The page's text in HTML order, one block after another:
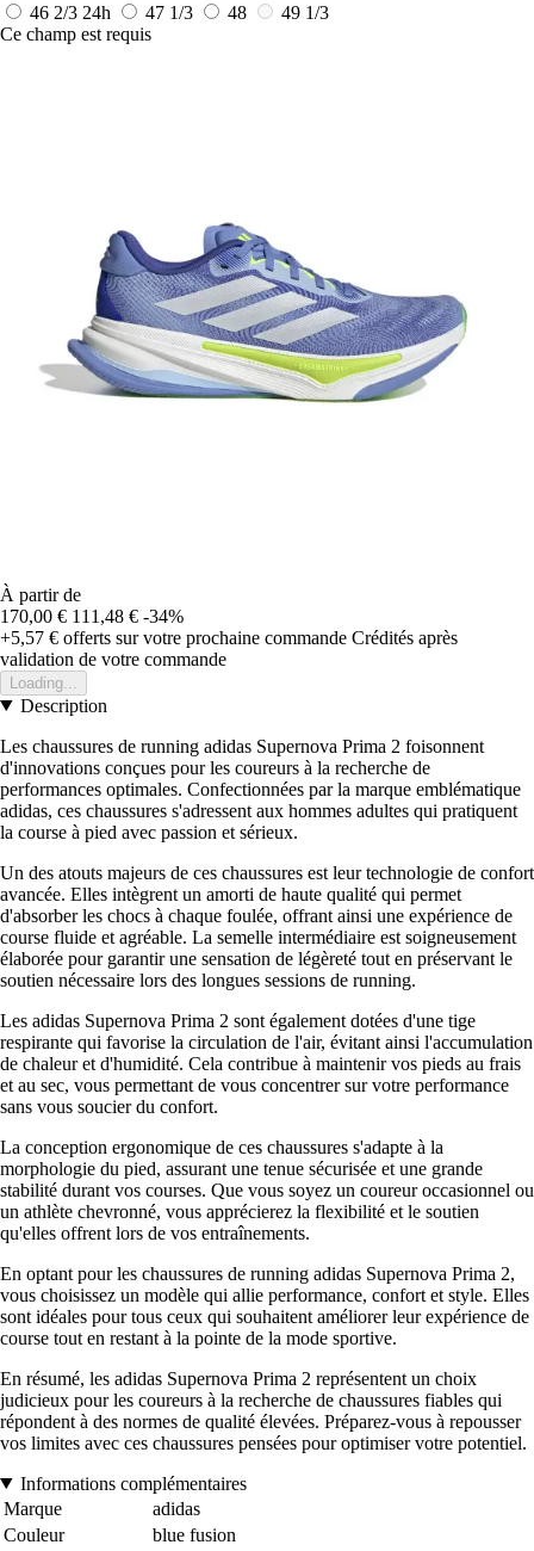
46 2/3 24h 47 1/3 48
49 1/3
Ce champ est requis
À partir de
170,00 € 111,48 € -34%
+5,57 € offerts sur votre prochaine commande Crédités après
validation de votre commande
Loading...
Description
Les chaussures de running adidas Supernova Prima 2 foisonnent
d'innovations conçues pour les coureurs à la recherche de
performances optimales. Confectionnées par la marque emblématique
adidas, ces chaussures s'adressent aux hommes adultes qui pratiquent
la course à pied avec passion et sérieux.
Un des atouts majeurs de ces chaussures est leur technologie de confort
avancée. Elles intègrent un amorti de haute qualité qui permet
d'absorber les chocs à chaque foulée, offrant ainsi une expérience de
course fluide et agréable. La semelle intermédiaire est soigneusement
élaborée pour garantir une sensation de légèreté tout en préservant le
soutien nécessaire lors des longues sessions de running.
Les adidas Supernova Prima 2 sont également dotées d'une tige
respirante qui favorise la circulation de l'air, évitant ainsi l'accumulation
de chaleur et d'humidité. Cela contribue à maintenir vos pieds au frais
et au sec, vous permettant de vous concentrer sur votre performance
sans vous soucier du confort.
La conception ergonomique de ces chaussures s'adapte à la
morphologie du pied, assurant une tenue sécurisée et une grande
stabilité durant vos courses. Que vous soyez un coureur occasionnel ou
un athlète chevronné, vous apprécierez la flexibilité et le soutien
qu'elles offrent lors de vos entraînements.
En optant pour les chaussures de running adidas Supernova Prima 2,
vous choisissez un modèle qui allie performance, confort et style. Elles
sont idéales pour tous ceux qui souhaitent améliorer leur expérience de
course tout en restant à la pointe de la mode sportive.
En résumé, les adidas Supernova Prima 2 représentent un choix
judicieux pour les coureurs à la recherche de chaussures fiables qui
répondent à des normes de qualité élevées. Préparez-vous à repousser
vos limites avec ces chaussures pensées pour optimiser votre potentiel.
Informations complémentaires
Marque
adidas
Couleur
blue fusion